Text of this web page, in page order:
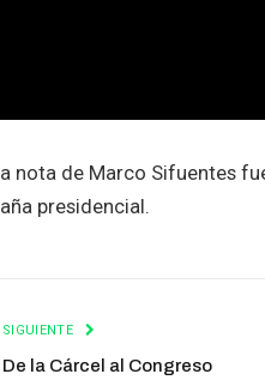
nota de Marco Sifuentes
presidencial.
SIGUIENTE
De la Cárcel al Congreso